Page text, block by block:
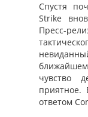
Спустя
Strike
Пресс-
ближайшем
чувство
приятное.
ответом